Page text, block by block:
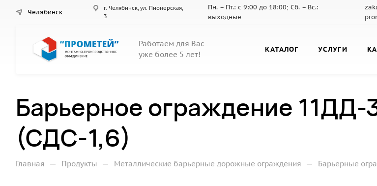
Челябинск
г. Челябинск, ул. Пионерская,
3
Пн. – Пт.: с 9:00 до 18:00; Сб. – Вс.:
выходные
Работаем для Вас
уже более 5 лет!
КАТАЛОГ УСЛУГИ
Барьерное ограждение
(СДС-1,6)
Главная — Продукты — Металлические барьерные дорожные ограждения — Барьерные